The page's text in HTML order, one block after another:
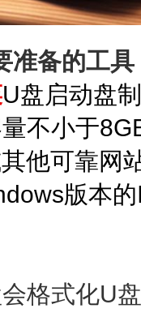
准备的工具
U盘启动盘
不小于
他可靠网
版本
格式化U